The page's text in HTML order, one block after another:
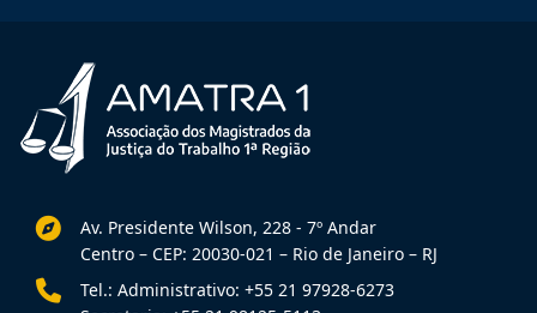
Av. Presidente Wilson, 228 - 7º Andar
Centro – CEP: 20030-021 – Rio de Janeiro – RJ
Tel.: Administrativo: +55 21 97928-6273